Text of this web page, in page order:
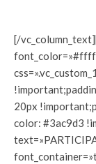
[/
20px
color: #3ac9d3